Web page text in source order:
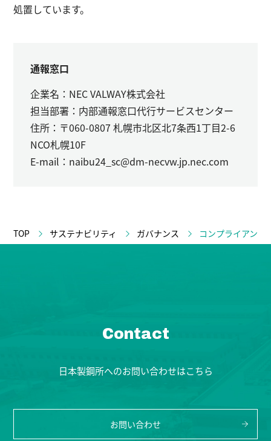
処置しています。
通報窓口
企業名：NEC VALWAY株式会社
担当部署：内部通報窓口代行サービスセンター
住所：〒060-0807 札幌市北区北7条西1丁目2-6
NCO札幌10F
E-mail：naibu24_sc@dm-necvw.jp.nec.com
TOP サステナビリティ ガバナンス コンプライアンス
Contact
日本製鋼所へのお問い合わせはこちら
お問い合わせ